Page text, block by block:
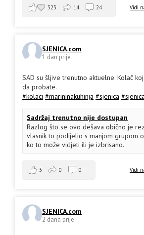
Vidi
323 14 24
SJENICA.com
1 dan prije
SAD su šljive trenutno aktuelne. Kolač
da probate.
#kolaci #marininakuhinja #sjenica
Sadržaj trenutno nije dostupan
Razlog što se ovo dešava obično je
vlasnik to podijelio s manjom grupom
ko to može vidjeti ili je izbrisano.
Vidi
3 0 0
SJENICA.com
2 dana prije